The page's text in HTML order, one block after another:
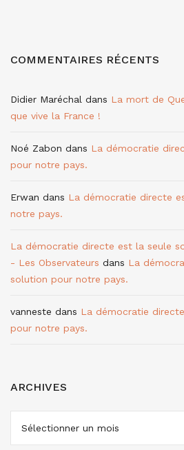
COMMENTAIRES RÉCENTS
Didier Maréchal dans La mort de
que vive la France !
Noé Zabon dans La démocratie
pour notre pays.
Erwan dans La démocratie directe
notre pays.
La démocratie directe est la seule
- Les Observateurs dans La
solution pour notre pays.
vanneste dans La démocratie
pour notre pays.
ARCHIVES
ARCHIVES